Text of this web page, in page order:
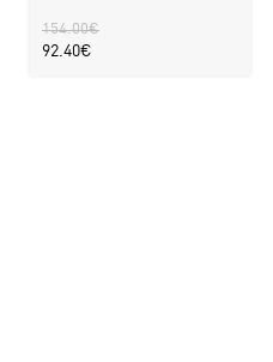
154.00€
92.40€